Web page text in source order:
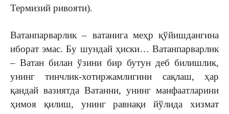
Термизий ривояти).
Ватанпарварлик – ватанига меҳр қўйишдангина
иборат эмас. Бу шундай ҳиски… Ватанпарварлик
– Ватан билан ўзини бир бутун деб билишлик,
унинг тинчлик-хотиржамлигини сақлаш, ҳар
қандай вазиятда Ватанни, унинг манфаатларини
ҳимоя қилиш, унинг равнақи йўлида хизмат